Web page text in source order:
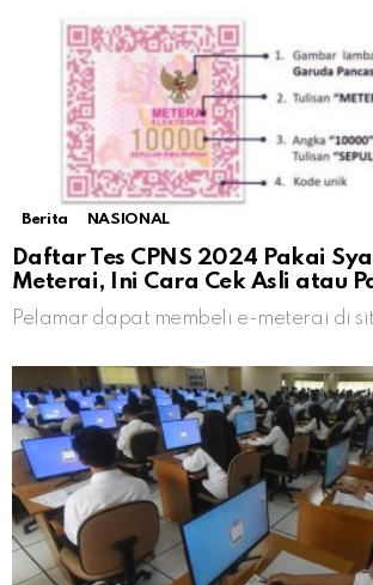
Berita NASIONAL
Daftar Tes CPNS 2024 Pakai
Meterai, Ini Cara Cek Asli atau
Pelamar dapat membeli e-meterai di